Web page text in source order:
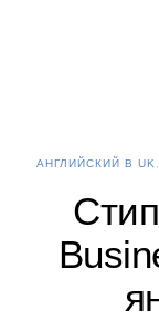
АНГЛИЙСКИЙ В UK